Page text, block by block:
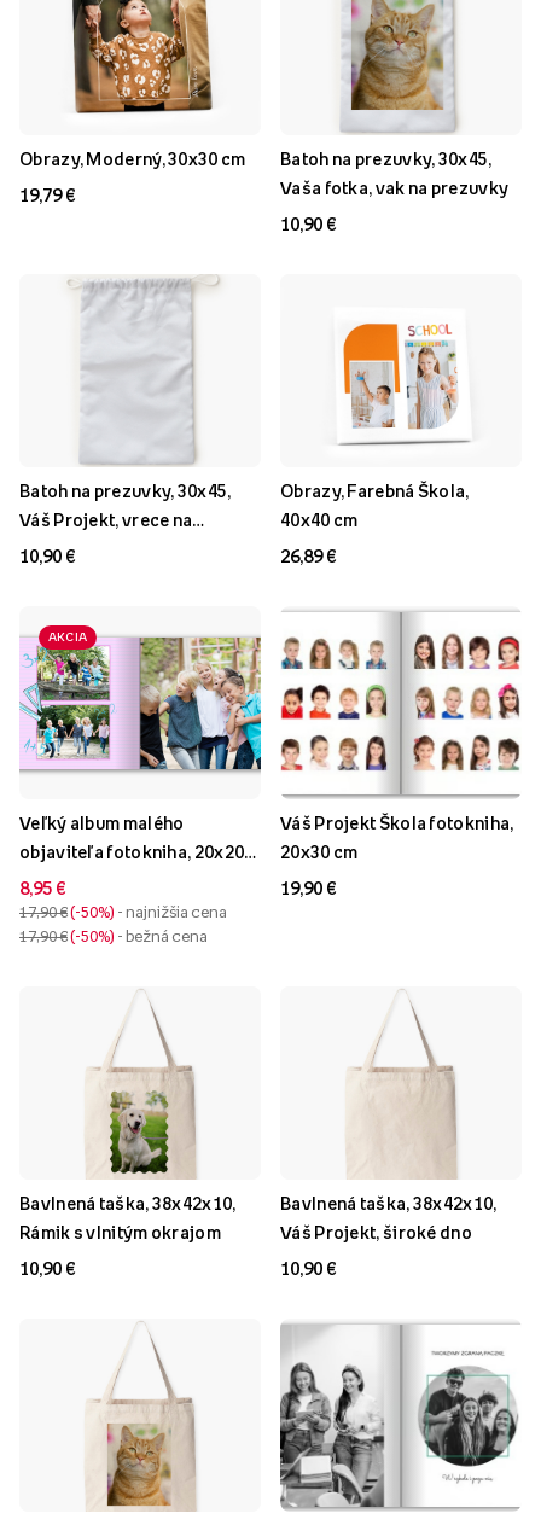
Obrazy, Moderný, 30x30 cm
19,79 €
Batoh na prezuvky, 30x45,
Vaša fotka, vak na prezuvky
10,90 €
Batoh na prezuvky, 30x45,
Váš Projekt, vrece na
topánky
10,90 €
Obrazy, Farebná Škola,
40x40 cm
26,89 €
AKCIA
Veľký album malého
objaviteľa fotokniha, 20x20
cm
8,95 €
17,90 € -50% - najnižšia cena
17,90 € -50% - bežná cena
Váš Projekt Škola fotokniha,
20x30 cm
19,90 €
Bavlnená taška, 38x42x10,
Rámik s vlnitým okrajom
10,90 €
Bavlnená taška, 38x42x10,
Váš Projekt, široké dno
10,90 €